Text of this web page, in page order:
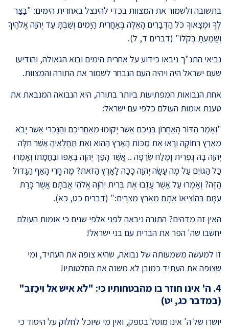
בתשובה ולשמור את המצוות בכדי להינצל באחרית הימים: "בַּצַּר
לְךָ וּמְצָאוּךָ כֹּל הַדְּבָרִים הָאֵלֶּה בְּאַחֲרִית הַיָּמִים וְשַׁבְתָּ עַד יְהֹוָה אֱלֹהֶיךָ
וְשָׁמַעְתָּ בְּקֹלוֹ" (דברים ד, ל).
נביאי התנ"ך ניבאו כידוע על אחרית הימים ובוא הגאולה, והודיעו
שעם ישראל היה ויהיה העם הנבחר לשמור את התורה והמצוות.
אחת הנבואות המפתיעות ביותר בתורה, היא הנבואה המנבאת את
טענת אומות העולם כלפי עם ישראל:
"וְאָמַר הַדּוֹר הָאַחֲרוֹן בְּנֵיכֶם אֲשֶׁר יָקוּמוּ מֵאַחֲרֵיכֶם וְהַנָּכְרִי אֲשֶׁר יָבֹא
מֵאֶרֶץ רְחוֹקָה וְרָאוּ אֶת מַכּוֹת הָאָרֶץ הַהִוא וְאֶת תַּחֲלֻאֶיהָ אֲשֶׁר חִלָּה
יְהֹוָה בָּהּ גָּפְרִית וָמֶלַח שְׂרֵפָה .. אֲשֶׁר הָפַךְ יְהֹוָה בְּאַפּוֹ וּבַחֲמָתוֹ וְאָמְרוּ
כָּל הַגּוֹיִם עַל מֶה עָשָׂה יְהֹוָה כָּכָה לָאָרֶץ הַזֹּאת? מֶה חֳרִי הָאַף הַגָּדוֹל
הַזֶּה? וְאָמְרוּ עַל אֲשֶׁר עָזְבוּ אֶת בְּרִית יְהֹוָה אֱלֹהֵי אֲבֹתָם אֲשֶׁר כָּרַת
עִמָּם בְּהוֹצִיאוֹ אֹתָם מֵאֶרֶץ מִצְרָיִם:" (דברים כט, כא).
האין זה מדהים? התורה ניבאה לפני אלפי שנים כי אומות העולם
יחשבו שה' הפר את הברית עם בני ישראל!
זו למעשה משמעותה של נבואה, שהיא צופה את העתיד, ומי
שצופה את העתיד כמובן לא משנה את החלטותיו!
4. ה' אינו חוזר בו מהבטחותיו כי: " לֹא אִישׁ אֵל וִיכַזֵּב"
(במדבר כג, יט)
יושרו של ה' אינו מוטל בספק, ואין מי שיוכל לחלוק על היסוד כי